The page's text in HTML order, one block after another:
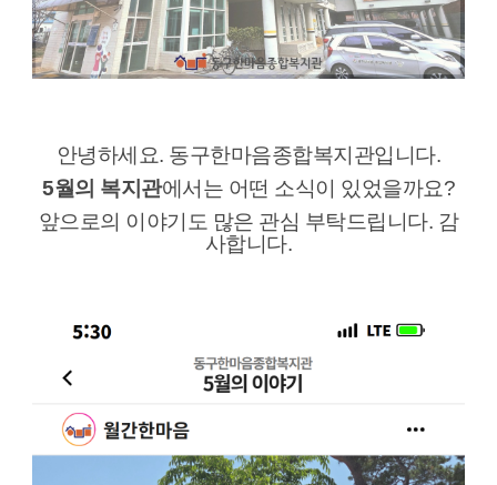
안녕하세요. 동구한마음종합복지관입니다.
5월의 복지관에서는 어떤 소식이 있었을까요?
앞으로의 이야기도 많은 관심 부탁드립니다. 감
사합니다.